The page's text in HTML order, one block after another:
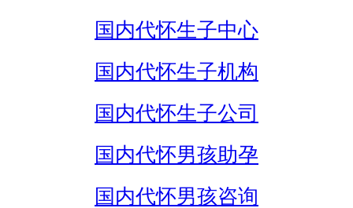
国内代怀生子中心
国内代怀生子机构
国内代怀生子公司
国内代怀男孩助孕
国内代怀男孩咨询